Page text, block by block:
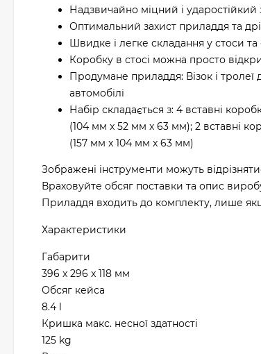
Надзвичайно міцний і
Оптимальний захист приладдя та
Швидке і легке складання у стоси
Коробку в стосі можна просто
Продумане приладдя: Візок і тролеї
автомобілі
Набір складається з: 4 вставні
(104 мм x 52 мм x 63 мм); 2 вставні
(157 мм x 104 мм x 63 мм)
Зображені інструменти можуть
Враховуйте обсяг поставки та опис
Приладдя входить до комплекту, лише
Характеристики
Габарити
396 x 296 x 118 мм
Обсяг кейса
8.4 l
Кришка макс. несної здатності
125 kg